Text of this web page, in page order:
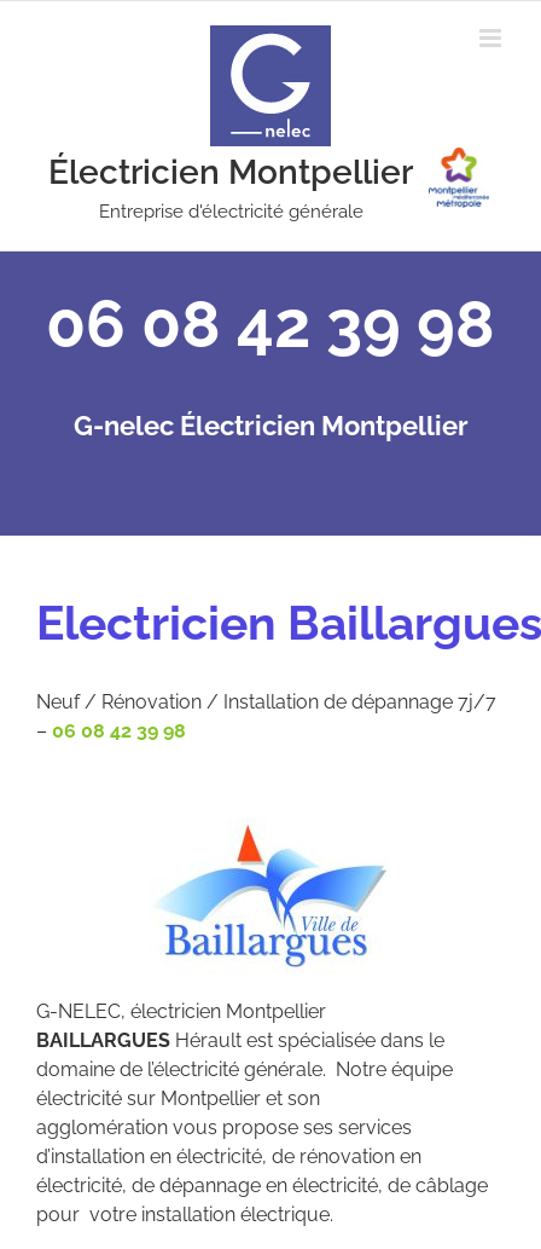
Électricien Montpellier
Entreprise d'électricité générale
06 08 42 39 98
G-nelec Électricien Montpellier
Electricien Baillargues
Neuf / Rénovation / Installation de dépannage 7j/7
– 06 08 42 39 98
G-NELEC, électricien Montpellier
BAILLARGUES Hérault est spécialisée dans le
domaine de l’électricité générale. Notre équipe
électricité sur Montpellier et son
agglomération vous propose ses services
d’installation en électricité, de rénovation en
électricité, de dépannage en électricité, de câblage
pour votre installation électrique.